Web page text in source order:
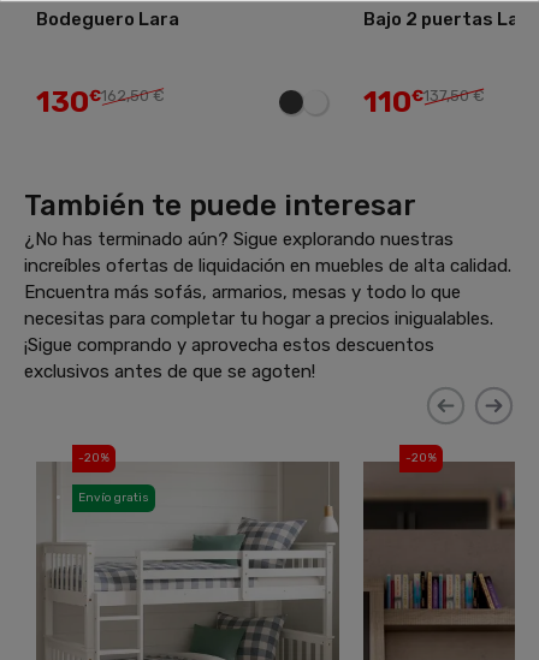
Bodeguero Lara
130€162,50 €
Bajo 2 puertas Lara
110€137,50 €
También te puede interesar
¿No has terminado aún? Sigue explorando nuestras
increíbles ofertas de liquidación en muebles de alta calidad.
Encuentra más sofás, armarios, mesas y todo lo que
necesitas para completar tu hogar a precios inigualables.
¡Sigue comprando y aprovecha estos descuentos
exclusivos antes de que se agoten!
-20%
Envío gratis
-20%